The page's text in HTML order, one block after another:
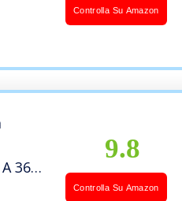
Controlla Su Amazon
360°,
9.8
Controlla Su Amazon